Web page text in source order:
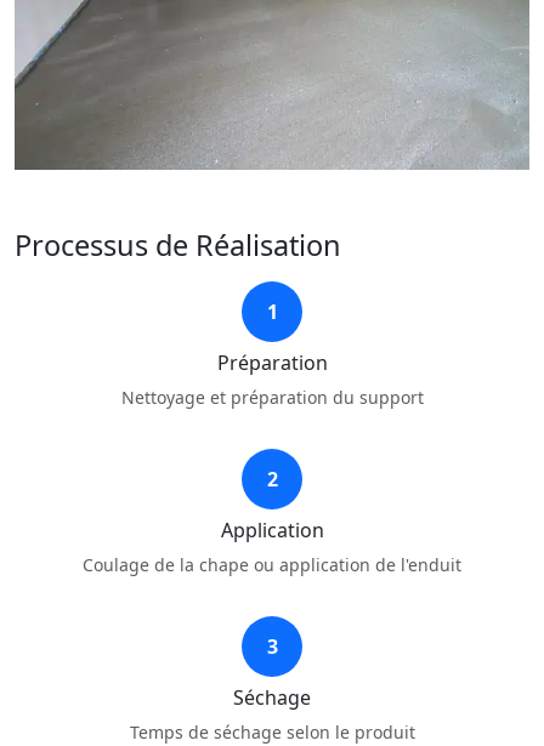
Processus de Réalisation
1
Préparation
Nettoyage et préparation du support
2
Application
Coulage de la chape ou application de l'enduit
3
Séchage
Temps de séchage selon le produit